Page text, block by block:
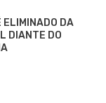
ELIMINADO DA
DIANTE DO